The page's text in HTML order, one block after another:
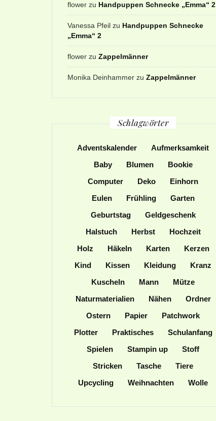
flower zu Handpuppen Schnecke „Emma“ 2
Vanessa Pfeil zu Handpuppen Schnecke
„Emma“ 2
flower zu Zappelmänner
Monika Deinhammer zu Zappelmänner
Schlagwörter
Adventskalender
Aufmerksamkeit
Baby
Blumen
Bookie
Computer
Deko
Einhorn
Eulen
Frühling
Garten
Geburtstag
Geldgeschenk
Halstuch
Herbst
Hochzeit
Holz
Häkeln Karten
Kerzen
Kind
Kissen Kleidung
Kranz
Kuscheln
Mann
Mütze
Naturmaterialien
Nähen
Ordner
Ostern
Papier
Patchwork
Plotter
Praktisches
Schulanfang
Spielen
Stampin up
Stoff
Stricken
Tasche
Tiere
Upcycling
Weihnachten Wolle